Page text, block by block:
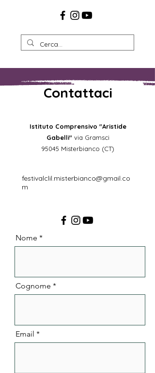
Contattaci
Istituto Comprensivo "Aristide
Gabelli" via Gramsci
95045 Misterbianco (CT)
festivalclil.misterbianco@gmail.co
m
Nome
Cognome
Email